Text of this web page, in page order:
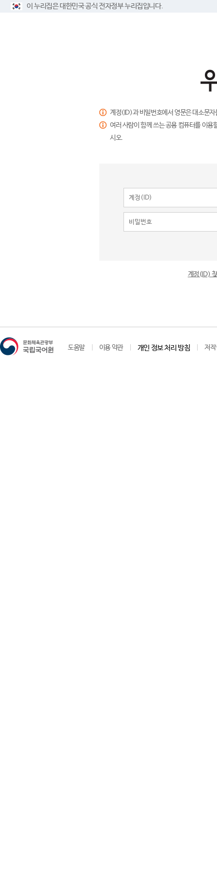
이 누리집은 대한민국 공식 전자정부 누리집입니다.
계정(ID)과 비밀번호에서 영문은 대소문
여러 사람이 함께 쓰는 공용 컴퓨터를 이
시오.
계정(ID)
도움말 이용 약관 개인 정보 처리 방침 저